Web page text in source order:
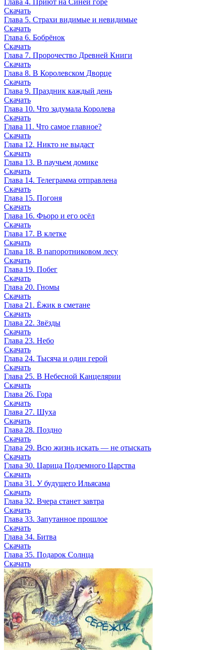
Глава 4. Приют на Синей горе
Скачать
Глава 5. Страхи видимые и невидимые
Скачать
Глава 6. Бобрёнок
Скачать
Глава 7. Пророчество Древней Книги
Скачать
Глава 8. В Королевском Дворце
Скачать
Глава 9. Праздник каждый день
Скачать
Глава 10. Что задумала Королева
Скачать
Глава 11. Что самое главное?
Скачать
Глава 12. Никто не выдаст
Скачать
Глава 13. В паучьем домике
Скачать
Глава 14. Телеграмма отправлена
Скачать
Глава 15. Погоня
Скачать
Глава 16. Фьоро и его осёл
Скачать
Глава 17. В клетке
Скачать
Глава 18. В папоротниковом лесу
Скачать
Глава 19. Побег
Скачать
Глава 20. Гномы
Скачать
Глава 21. Ёжик в сметане
Скачать
Глава 22. Звёзды
Скачать
Глава 23. Небо
Скачать
Глава 24. Тысяча и один герой
Скачать
Глава 25. В Небесной Канцелярии
Скачать
Глава 26. Гора
Скачать
Глава 27. Шуха
Скачать
Глава 28. Поздно
Скачать
Глава 29. Всю жизнь искать — не отыскать
Скачать
Глава 30. Царица Подземного Царства
Скачать
Глава 31. У будущего Ильясама
Скачать
Глава 32. Вчера станет завтра
Скачать
Глава 33. Запутанное прошлое
Скачать
Глава 34. Битва
Скачать
Глава 35. Подарок Солнца
Скачать